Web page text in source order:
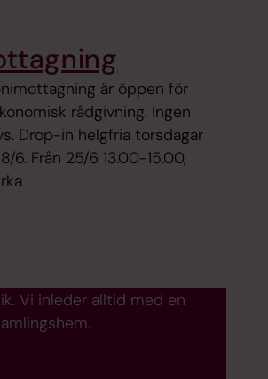
är öppen för
rådgivning. Ingen
Drop-in helgfria torsdagar
6. Från 25/6 13.00-15.00,
Vi inleder alltid med en